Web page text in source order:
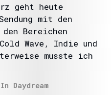
geht heute
mit den
den Bereichen
Wave, Indie und
musste ich
In Daydream